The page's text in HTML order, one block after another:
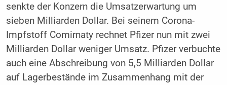
senkte der Konzern die Umsatzerwartung um
sieben Milliarden Dollar. Bei seinem Corona-
Impfstoff Comirnaty rechnet Pfizer nun mit zwei
Milliarden Dollar weniger Umsatz. Pfizer verbuchte
auch eine Abschreibung von 5,5 Milliarden Dollar
auf Lagerbestände im Zusammenhang mit der